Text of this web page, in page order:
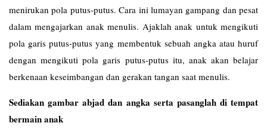
menirukan pola putus-putus. Cara ini lumayan gampang dan pesat
dalam mengajarkan anak menulis. Ajaklah anak untuk mengikuti
pola garis putus-putus yang membentuk sebuah angka atau huruf
dengan mengikuti pola garis putus-putus itu, anak akan belajar
berkenaan keseimbangan dan gerakan tangan saat menulis.
Sediakan gambar abjad dan angka serta pasanglah di tempat
bermain anak